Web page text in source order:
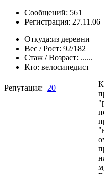
Сообщений: 561
Регистрация: 27.11.06
Откуда:из деревни
Вес / Рост: 92/182
Стаж / Возраст: ......
Кто: велосипедист
Репутация: 20